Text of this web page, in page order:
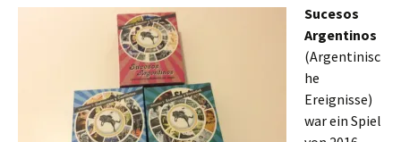
Sucesos
Argentinos
(Argentinisc
he
Ereignisse)
war ein Spiel